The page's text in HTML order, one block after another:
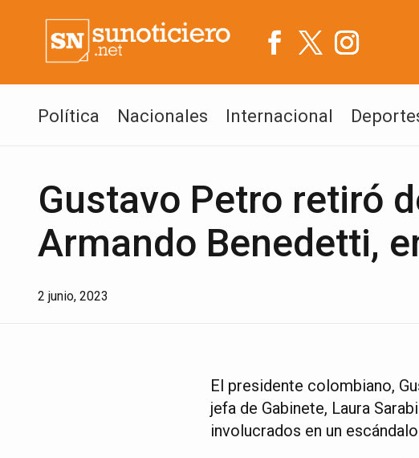
Política Nacionales Internacional
Gustavo Petro retiró
Armando Benedetti,
2 junio, 2023
El presidente colombiano,
jefa de Gabinete, Laura
involucrados en un